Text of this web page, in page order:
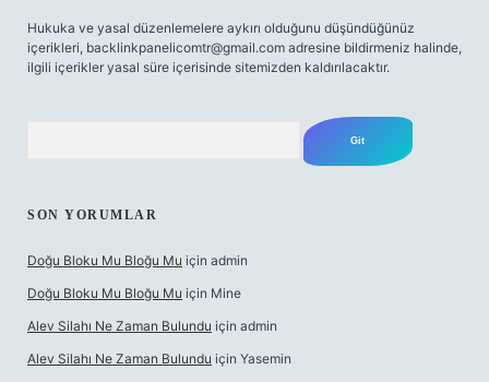
Hukuka ve yasal düzenlemelere aykırı olduğunu düşündüğünüz
içerikleri, backlinkpanelicomtr@gmail.com adresine bildirmeniz halinde,
ilgili içerikler yasal süre içerisinde sitemizden kaldırılacaktır.
SON YORUMLAR
Doğu Bloku Mu Bloğu Mu için admin
Doğu Bloku Mu Bloğu Mu için Mine
Alev Silahı Ne Zaman Bulundu için admin
Alev Silahı Ne Zaman Bulundu için Yasemin